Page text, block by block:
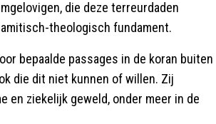
die deze terreurdaden
theologisch fundament.
bepaalde passages in de koran buiten
die dit niet kunnen of willen. Zij
en ziekelijk geweld, onder meer in de